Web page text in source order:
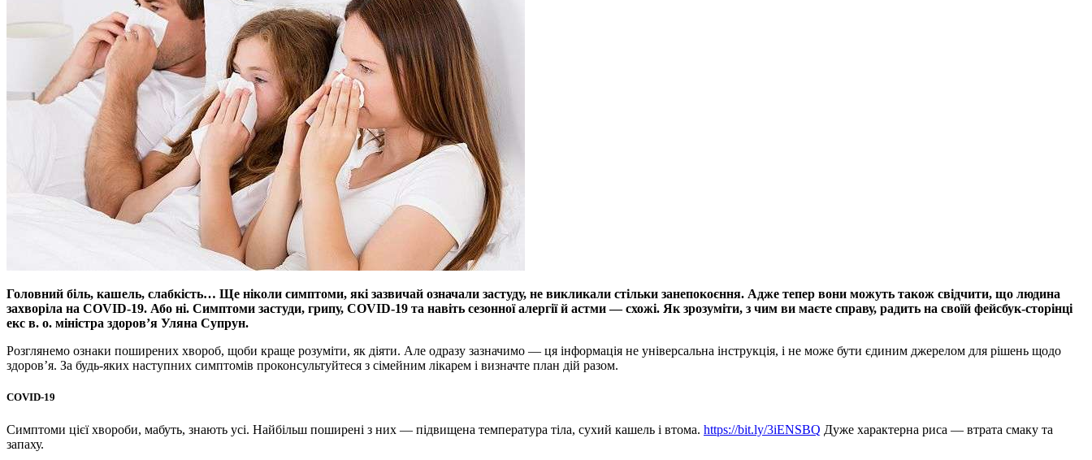
Головний біль, кашель, слабкість… Ще ніколи симптоми, які зазвичай означали застуду, не викликали стільки занепокоєння. Адже тепер вони можуть також свідчити, що людина
захворіла на COVID-19. Або ні. Симптоми застуди, грипу, COVID-19 та навіть сезонної алергії й астми — схожі. Як зрозуміти, з чим ви маєте справу, радить на своїй фейсбук-сторінці
екс в. о. міністра здоров’я Уляна Супрун.
Розглянемо ознаки поширених хвороб, щоби краще розуміти, як діяти. Але одразу зазначимо — ця інформація не універсальна інструкція, і не може бути єдиним джерелом для рішень щодо
здоров’я. За будь-яких наступних симптомів проконсультуйтеся з сімейним лікарем і визначте план дій разом.
COVID-19
Симптоми цієї хвороби, мабуть, знають усі. Найбільш поширені з них — підвищена температура тіла, сухий кашель і втома. https://bit.ly/3iENSBQ Дуже характерна риса — втрата смаку та
запаху.